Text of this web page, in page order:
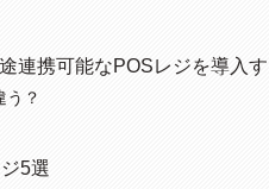
連携可能なPOSレジを導入
う？
5選